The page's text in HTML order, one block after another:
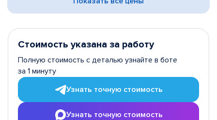
Стоимость указана за работу
Полную стоимость с деталью узнайте в боте
за 1 минуту
Узнать точную стоимость
Узнать точную стоимость